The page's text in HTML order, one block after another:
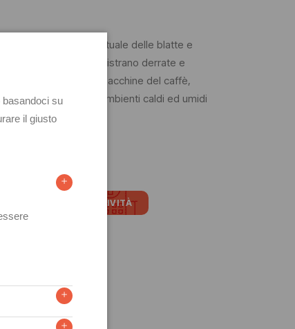
un monitoraggio puntuale delle blatte e
o somministrano derrate e
elettrici, frigoriferi, macchine del caffè,
porte, perimetri, ambienti caldi ed umidi
COLLETTIVITÀ